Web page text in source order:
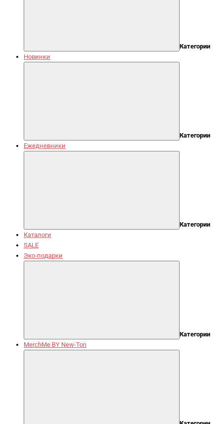
Категории
Новинки
Категории
Ежедневники
Категории
Каталоги
SALE
Эко-подарки
Категории
MerchMe BY New-Ton